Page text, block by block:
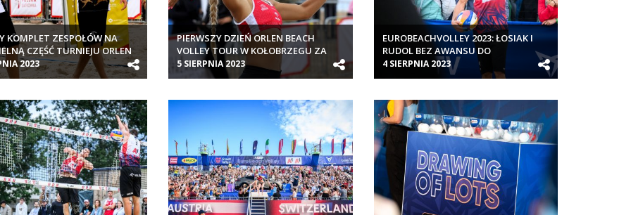
KOMPLET ZESPOŁÓW NA
CZĘŚĆ TURNIEJU ORLEN
VOLLEY TOUR W KOŁOBRZEGU
2023
PIERWSZY DZIEŃ ORLEN BEACH
VOLLEY TOUR W KOŁOBRZEGU ZA
NAMI
5 SIERPNIA 2023
EUROBEACHVOLLEY 2023: ŁOSIAK I
RUDOL BEZ AWANSU DO
ĆWIEĆFINAŁU
4 SIERPNIA 2023